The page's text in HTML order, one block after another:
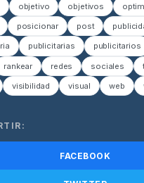
objetivo objetivos
posicionar post
publicitarias publicitarios
rankear redes sociales
visibilidad visual web
FACEBOOK